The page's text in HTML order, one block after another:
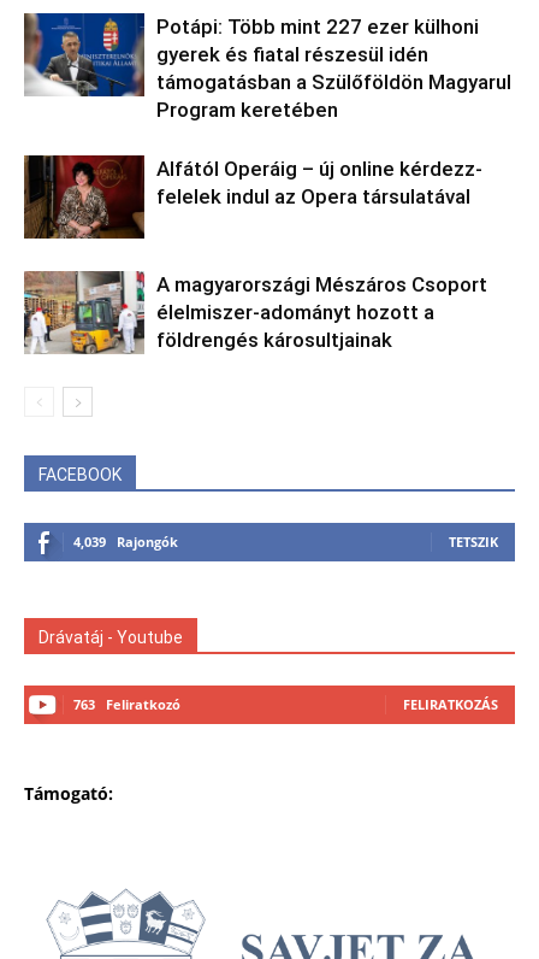
Potápi: Több mint 227 ezer külhoni
gyerek és fiatal részesül idén
támogatásban a Szülőföldön Magyarul
Program keretében
Alfától Operáig – új online kérdezz-
felelek indul az Opera társulatával
A magyarországi Mészáros Csoport
élelmiszer-adományt hozott a
földrengés károsultjainak
FACEBOOK
4,039 Rajongók TETSZIK
Drávatáj - Youtube
763 Feliratkozó FELIRATKOZÁS
Támogató: